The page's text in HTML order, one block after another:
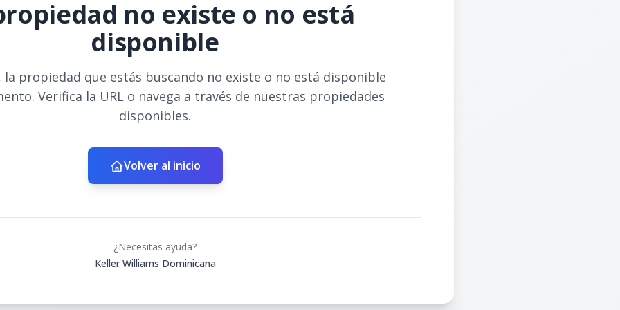
no existe o no está
disponible
propiedad que estás buscando no existe o no está disponible
Verifica la URL o navega a través de nuestras propiedades
disponibles.
Volver al inicio
¿Necesitas ayuda?
Keller Williams Dominicana